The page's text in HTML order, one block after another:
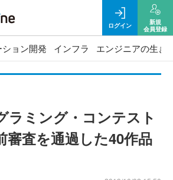
ログイン
新規
会員登録
ョン開発 インフラ エンジニアの生き
ラミング・コンテスト
審査を通過した40作品